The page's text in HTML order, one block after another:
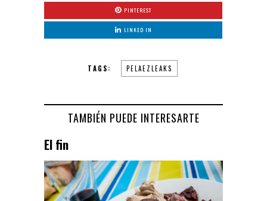
PINTEREST
LINKED IN
TAGS: PELAEZLEAKS
TAMBIÉN PUEDE INTERESARTE
El fin